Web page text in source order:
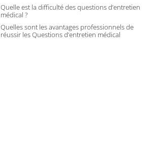
Quelle est la difficulté des questions d’entretien
médical ?
Quelles sont les avantages professionnels de
réussir les Questions d’entretien médical